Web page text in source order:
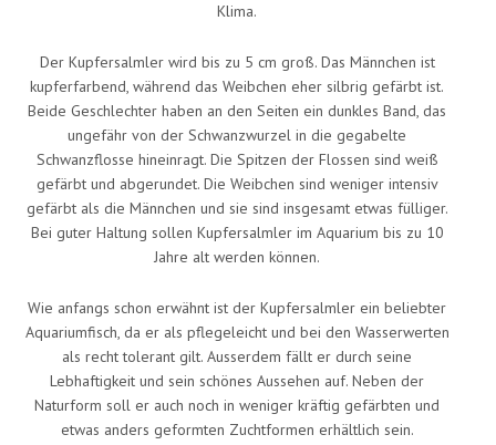
Klima.
Der Kupfersalmler wird bis zu 5 cm groß. Das Männchen ist
kupferfarbend, während das Weibchen eher silbrig gefärbt ist.
Beide Geschlechter haben an den Seiten ein dunkles Band, das
ungefähr von der Schwanzwurzel in die gegabelte
Schwanzflosse hineinragt. Die Spitzen der Flossen sind weiß
gefärbt und abgerundet. Die Weibchen sind weniger intensiv
gefärbt als die Männchen und sie sind insgesamt etwas fülliger.
Bei guter Haltung sollen Kupfersalmler im Aquarium bis zu 10
Jahre alt werden können.
Wie anfangs schon erwähnt ist der Kupfersalmler ein beliebter
Aquariumfisch, da er als pflegeleicht und bei den Wasserwerten
als recht tolerant gilt. Ausserdem fällt er durch seine
Lebhaftigkeit und sein schönes Aussehen auf. Neben der
Naturform soll er auch noch in weniger kräftig gefärbten und
etwas anders geformten Zuchtformen erhältlich sein.